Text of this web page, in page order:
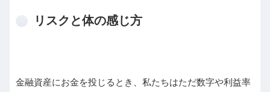
リスクと体の感じ方
金融資産にお金を投じるとき、私たちはただ数字や利益率